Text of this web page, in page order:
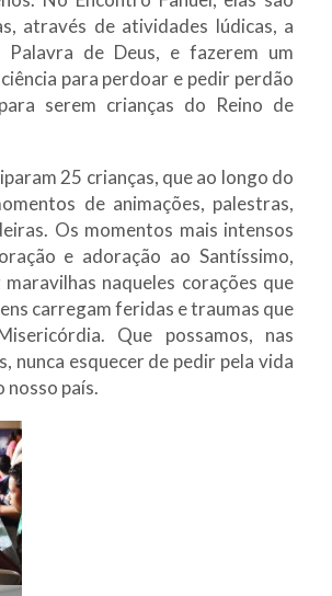
através de atividades lúdicas, a
Palavra de Deus, e fazerem um
para perdoar e pedir perdão
serem crianças do Reino de
25 crianças, que ao longo do
de animações, palestras,
Os momentos mais intensos
e adoração ao Santíssimo,
naqueles corações que
carregam feridas e traumas que
Que possamos, nas
nunca esquecer de pedir pela vida
nosso país.